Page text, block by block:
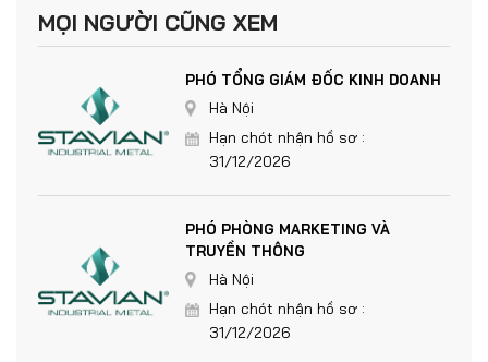
MỌI NGƯỜI CŨNG XEM
PHÓ TỔNG GIÁM ĐỐC KINH DOANH
Hà Nội
Hạn chót nhận hồ sơ :
31/12/2026
PHÓ PHÒNG MARKETING VÀ
TRUYỀN THÔNG
Hà Nội
Hạn chót nhận hồ sơ :
31/12/2026